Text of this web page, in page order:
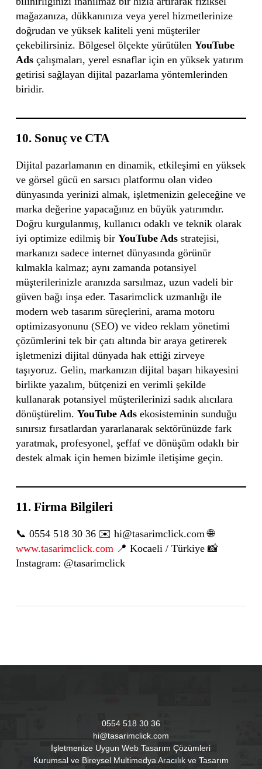
mağazanıza, dükkanınıza veya yerel hizmetlerinize
doğrudan ve yüksek kaliteli yeni müşteriler
çekebilirsiniz. Bölgesel ölçekte yürütülen YouTube
Adsçalışmaları, yerel esnaflar için en yüksek yatırım
getirisi sağlayan dijital pazarlama yöntemlerinden
biridir.
10. Sonuç ve CTA
Dijital pazarlamanın en dinamik, etkileşimi en yüksek
ve görsel gücü en sarsıcı platformu olan video
dünyasında yerinizi almak, işletmenizin geleceğine ve
marka değerine yapacağınız en büyük yatırımdır.
Doğru kurgulanmış, kullanıcı odaklı ve teknik olarak
iyi optimize edilmiş bir YouTube Adsstratejisi,
markanızı sadece internet dünyasında görünür
kılmakla kalmaz; aynı zamanda potansiyel
müşterilerinizle aranızda sarsılmaz, uzun vadeli bir
güven bağı inşa eder. Tasarimclick uzmanlığı ile
modern web tasarım süreçlerini, arama motoru
optimizasyonunu (SEO) ve video reklam yönetimi
çözümlerini tek bir çatı altında bir araya getirerek
işletmenizi dijital dünyada hak ettiği zirveye
taşıyoruz. Gelin, markanızın dijital başarı hikayesini
birlikte yazalım, bütçenizi en verimli şekilde
kullanarak potansiyel müşterilerinizi sadık alıcılara
dönüştürelim. YouTube Adsekosisteminin sunduğu
sınırsız fırsatlardan yararlanarak sektörünüzde fark
yaratmak, profesyonel, şeffaf ve dönüşüm odaklı bir
destek almak için hemen bizimle iletişime geçin.
11. Firma Bilgileri
📞 0554 518 30 36 ✉️ hi@tasarimclick.com 🌐
www.tasarimclick.com 📍 Kocaeli / Türkiye 📸
Instagram: @tasarimclick
0554 518 30 36
hi@tasarimclick.com
İşletmenize Uygun Web Tasarım Çözümleri
Kurumsal ve Bireysel Multimedya Aracılık ve Tasarım